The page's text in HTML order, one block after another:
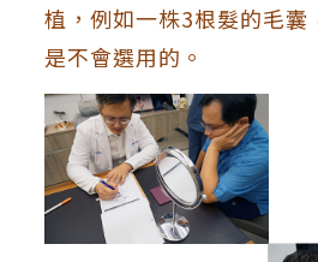
植，例如一株3根髮的毛囊
是不會選用的。